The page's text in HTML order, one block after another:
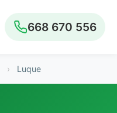
668 670 556
› Luque